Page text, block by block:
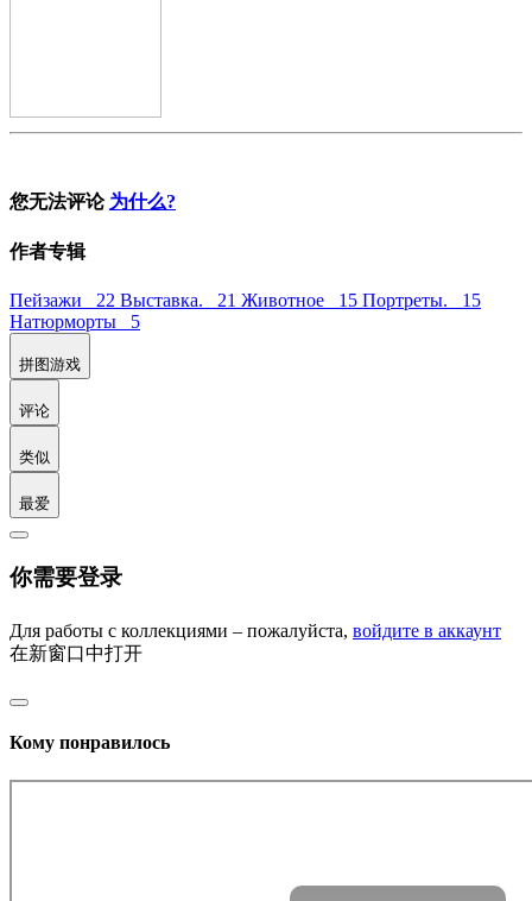
您无法评论 为什么?
作者专辑
Пейзажи 22 Выставка. 21 Животное 15 Портреты. 15
Натюрморты 5
拼图游戏
评论
类似
最爱
你需要登录
Для работы с коллекциями – пожалуйста, войдите в аккаунт
在新窗口中打开
Кому понравилось